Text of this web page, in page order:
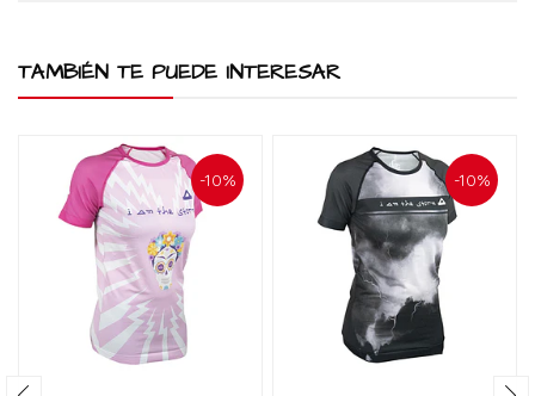
TAMBIÉN TE PUEDE INTERESAR
-10% -10%